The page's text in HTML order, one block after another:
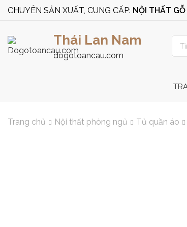
CHUYÊN SẢN XUẤT, CUNG CẤP: NỘI THẤT
Thái Lan Nam
dogotoancau.com
Trang chủ Nội thất phòng ngủ Tủ quần áo